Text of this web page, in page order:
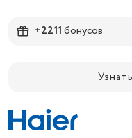
+2211бонусов